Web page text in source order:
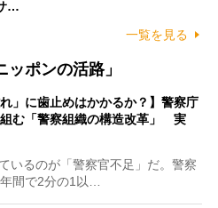
…
一覧を見る
ポンの活路」
れ」に歯止めはかかるか？】警察庁
む「警察組織の構造改革」 実
いるのが「警察官不足」だ。警察
間で2分の1以…